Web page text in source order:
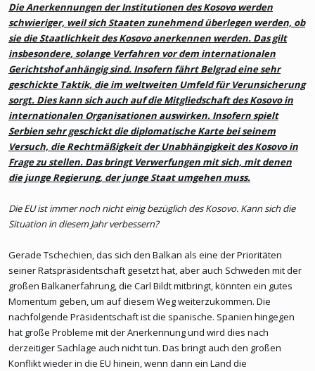
Die Anerkennungen der Institutionen des Kosovo werden
schwieriger, weil sich Staaten zunehmend überlegen werden, ob
sie die Staatlichkeit des Kosovo anerkennen werden. Das gilt
insbesondere, solange Verfahren vor dem internationalen
Gerichtshof anhängig sind. Insofern fährt Belgrad eine sehr
geschickte Taktik, die im weltweiten Umfeld für Verunsicherung
sorgt. Dies kann sich auch auf die Mitgliedschaft des Kosovo in
internationalen Organisationen auswirken. Insofern spielt
Serbien sehr geschickt die diplomatische Karte bei seinem
Versuch, die Rechtmäßigkeit der Unabhängigkeit des Kosovo in
Frage zu stellen. Das bringt Verwerfungen mit sich, mit denen
die junge Regierung, der junge Staat umgehen muss.
Die EU ist immer noch nicht einig bezüglich des Kosovo. Kann sich die
Situation in diesem Jahr verbessern?
Gerade Tschechien, das sich den Balkan als eine der Prioritäten
seiner Ratspräsidentschaft gesetzt hat, aber auch Schweden mit der
großen Balkanerfahrung, die Carl Bildt mitbringt, könnten ein gutes
Momentum geben, um auf diesem Weg weiterzukommen. Die
nachfolgende Präsidentschaft ist die spanische. Spanien hingegen
hat große Probleme mit der Anerkennung und wird dies nach
derzeitiger Sachlage auch nicht tun. Das bringt auch den großen
Konflikt wieder in die EU hinein, wenn dann ein Land die